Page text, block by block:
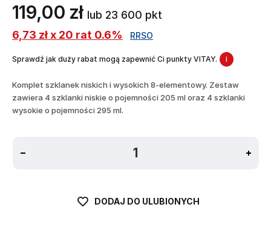
119,00 zł lub 23 600 pkt
6,73 zł x 20 rat 0.6%
RRSO
Sprawdź jak duży rabat mogą zapewnić Ci punkty VITAY. i
Komplet szklanek niskich i wysokich 8-elementowy. Zestaw
zawiera 4 szklanki niskie o pojemności 205 ml oraz 4 szklanki
wysokie o pojemności 295 ml.
DODAJ DO ULUBIONYCH